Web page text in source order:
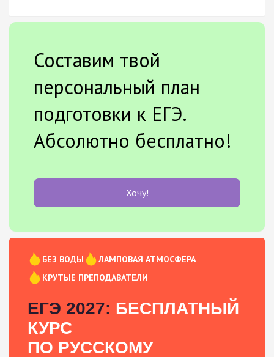
Составим твой
персональный план
подготовки к ЕГЭ.
Абсолютно бесплатно!
Хочу!
БЕЗ ВОДЫ
ЛАМПОВАЯ АТМОСФЕРА
КРУТЫЕ ПРЕПОДАВАТЕЛИ
ЕГЭ 2027: БЕСПЛАТНЫЙ
КУРС
ПО РУССКОМУ